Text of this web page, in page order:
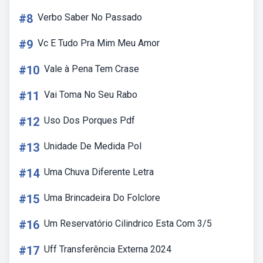
#8 Verbo Saber No Passado
#9 Vc E Tudo Pra Mim Meu Amor
#10 Vale à Pena Tem Crase
#11 Vai Toma No Seu Rabo
#12 Uso Dos Porques Pdf
#13 Unidade De Medida Pol
#14 Uma Chuva Diferente Letra
#15 Uma Brincadeira Do Folclore
#16 Um Reservatório Cilindrico Esta Com 3/5
#17 Uff Transferência Externa 2024